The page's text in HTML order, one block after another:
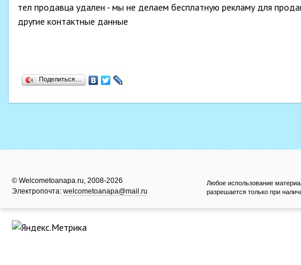
тел продавца удален - мы не делаем бесплатную рекламу для
другие контактные данные
Поделиться…
© Welcometoanapa.ru, 2008-2026
Электропочта: welcometoanapa@mail.ru
Любое использование
разрешается только при